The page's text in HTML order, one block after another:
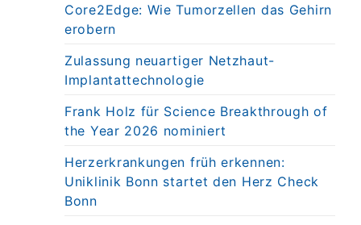
Core2Edge: Wie Tumorzellen das Gehirn
erobern
Zulassung neuartiger Netzhaut-
Implantattechnologie
Frank Holz für Science Breakthrough of
the Year 2026 nominiert
Herzerkrankungen früh erkennen:
Uniklinik Bonn startet den Herz Check
Bonn